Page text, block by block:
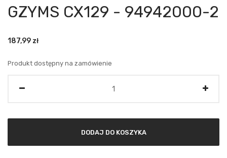
GZYMS CX129 - 94942000-2
187,99 zł
Produkt dostępny na zamówienie
DODAJ DO KOSZYKA